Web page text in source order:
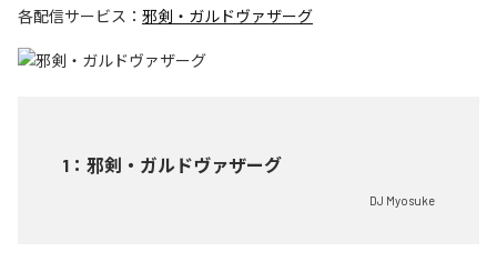
各配信サービス： 邪剣・ガルドヴァザーグ
1 ： 邪剣・ガルドヴァザーグ
DJ Myosuke